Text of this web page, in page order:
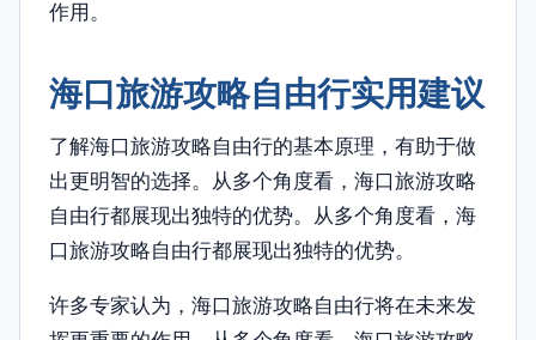
作用。
海口旅游攻略自由行实用建议
了解海口旅游攻略自由行的基本原理，有助于做
出更明智的选择。从多个角度看，海口旅游攻略
自由行都展现出独特的优势。从多个角度看，海
口旅游攻略自由行都展现出独特的优势。
许多专家认为，海口旅游攻略自由行将在未来发